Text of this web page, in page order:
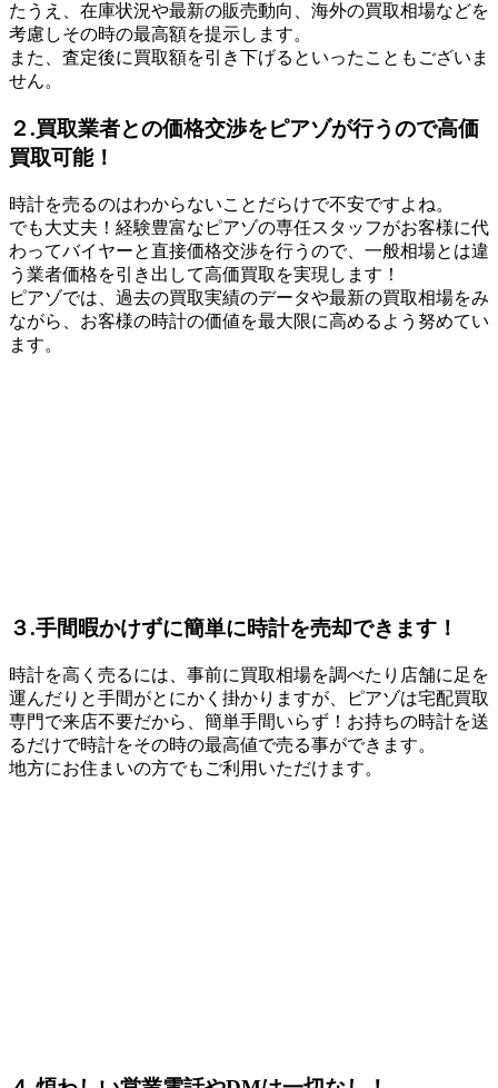
たうえ、在庫状況や最新の販売動向、海外の買取相場などを
考慮しその時の最高額を提示します。
また、査定後に買取額を引き下げるといったこともございま
せん。
２.買取業者との価格交渉をピアゾが行うので高価
買取可能！
時計を売るのはわからないことだらけで不安ですよね。
でも大丈夫！経験豊富なピアゾの専任スタッフがお客様に代
わってバイヤーと直接価格交渉を行うので、一般相場とは違
う業者価格を引き出して高価買取を実現します！
ピアゾでは、過去の買取実績のデータや最新の買取相場をみ
ながら、お客様の時計の価値を最大限に高めるよう努めてい
ます。
３.手間暇かけずに簡単に時計を売却できます！
時計を高く売るには、事前に買取相場を調べたり店舗に足を
運んだりと手間がとにかく掛かりますが、ピアゾは宅配買取
専門で来店不要だから、簡単手間いらず！お持ちの時計を送
るだけで時計をその時の最高値で売る事ができます。
地方にお住まいの方でもご利用いただけます。